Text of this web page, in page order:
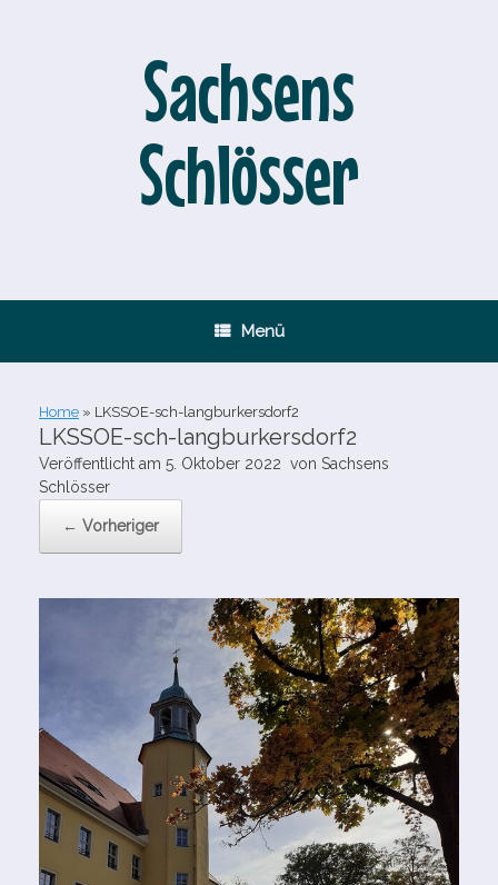
Sachsens
Schlösser
Menü
Home » LKSSOE-​sch-​langburkersdorf2
LKSSOE-​sch-​langburkersdorf2
Veröffentlicht am 5. Oktober 2022 von Sachsens
Schlösser
← Vorheriger